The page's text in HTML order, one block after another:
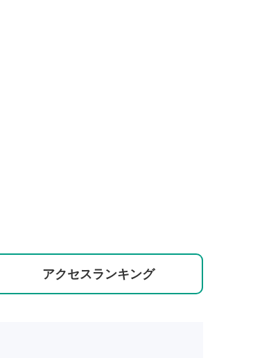
アクセスランキング